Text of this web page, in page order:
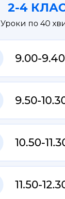
2-4
Уроки по 40
9.00-9.40
9.50-
10.50-
11.50-